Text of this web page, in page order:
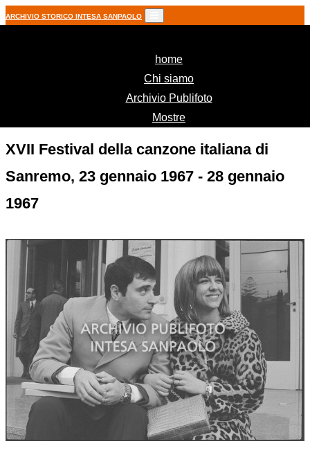
ARCHIVIO STORICO INTESA SANPAOLO
home(current)
Chi siamo
Archivio Publifoto
Mostre
XVII Festival della canzone italiana di
Sanremo, 23 gennaio 1967 - 28 gennaio
1967